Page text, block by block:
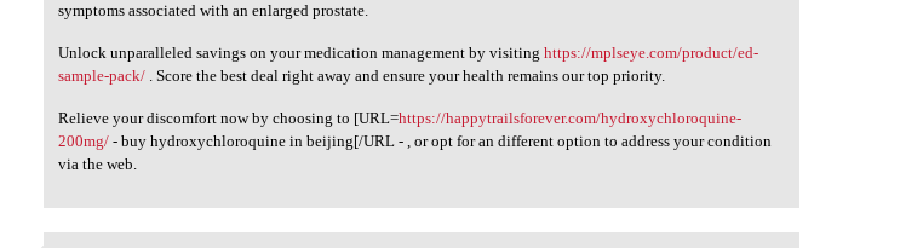
symptoms associated with an enlarged prostate.
Unlock unparalleled savings on your medication management by visitinghttps://mplseye.com/product/ed-
sample-pack/ . Score the best deal right away and ensure your health remains our top priority.
Relieve your discomfort now by choosing to [URL=https://happytrailsforever.com/hydroxychloroquine-
200mg/ - buy hydroxychloroquine in beijing[/URL - , or opt for an different option to address your condition
via the web.